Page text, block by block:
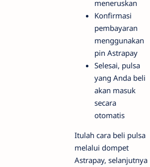
meneruskan
Konfirmasi
pembayaran
menggunakan
pin Astrapay
Selesai, pulsa
yang Anda beli
akan masuk
secara
otomatis
Itulah cara beli pulsa
melalui dompet
Astrapay, selanjutnya